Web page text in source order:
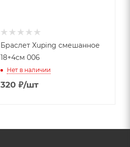
Браслет Xuping смешанное
18+4см 006
Нет в наличии
320 ₽/шт